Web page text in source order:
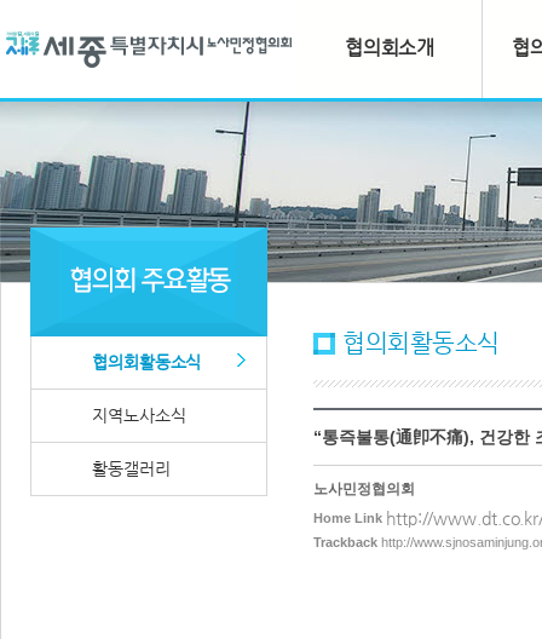
협의회소개 협
협의회활동소식
지역노사소식
활동갤러리
협의회활동소식
“통즉불통(通卽不痛), 건강한
노사민정협의회
Home Link http://
Trackback http://